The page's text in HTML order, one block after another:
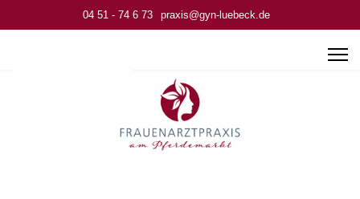
04 51 - 74 6 73 praxis@gyn-luebeck.de